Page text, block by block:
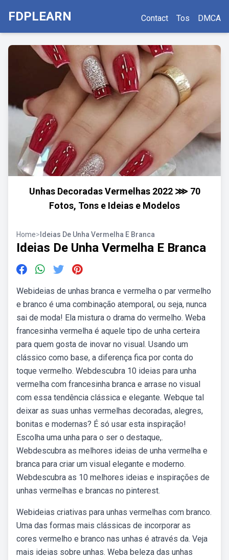
FDPLEARN Contact Tos DMCA
Unhas Decoradas Vermelhas 2022 ⋙ 70
Fotos, Tons e Ideias e Modelos
Home> Ideias De Unha Vermelha E Branca
Ideias De Unha Vermelha E Branca
Webideias de unhas branca e vermelha o par vermelho
e branco é uma combinação atemporal, ou seja, nunca
sai de moda! Ela mistura o drama do vermelho. Weba
francesinha vermelha é aquele tipo de unha certeira
para quem gosta de inovar no visual. Usando um
clássico como base, a diferença fica por conta do
toque vermelho. Webdescubra 10 ideias para unha
vermelha com francesinha branca e arrase no visual
com essa tendência clássica e elegante. Webque tal
deixar as suas unhas vermelhas decoradas, alegres,
bonitas e modernas? É só usar esta inspiração!
Escolha uma unha para o ser o destaque,.
Webdescubra as melhores ideias de unha vermelha e
branca para criar um visual elegante e moderno.
Webdescubra as 10 melhores ideias e inspirações de
unhas vermelhas e brancas no pinterest.
Webideias criativas para unhas vermelhas com branco.
Uma das formas mais clássicas de incorporar as
cores vermelho e branco nas unhas é através da. Veja
mais ideias sobre unhas. Weba beleza das unhas